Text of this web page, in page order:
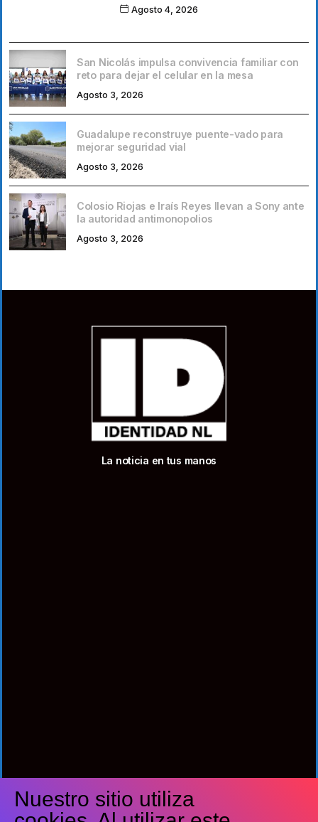
Agosto 4, 2026
San Nicolás impulsa convivencia familiar con
reto para dejar el celular en la mesa
Agosto 3, 2026
Guadalupe reconstruye puente-vado para
mejorar seguridad vial
Agosto 3, 2026
Colosio Riojas e Iraís Reyes llevan a Sony ante
la autoridad antimonopolios
Agosto 3, 2026
La noticia en tus manos
Síguenos
Nuestro sitio utiliza